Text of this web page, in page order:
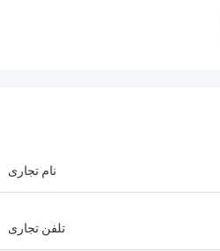
نام تجاری
تلفن تجاری